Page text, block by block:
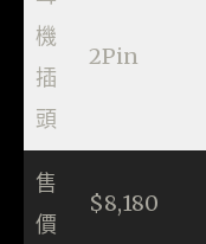
機
插
頭
2Pin
售
價
$8,180